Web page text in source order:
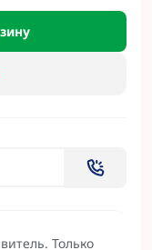
Только